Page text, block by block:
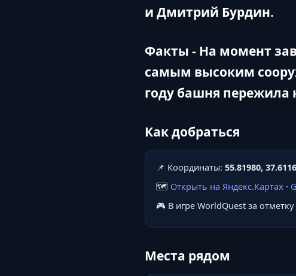
и Дмитрий Бурдин.
Факты - На момент
самым высоким
году башня пережила
Как добраться
📌 Координаты: 55.81980,
🗺️ Открыть на Яндекс.Картах ·
🎮 В игре WorldQuest за
Места рядом